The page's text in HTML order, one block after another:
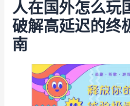
人在国外怎么玩
破解高延迟的终
南